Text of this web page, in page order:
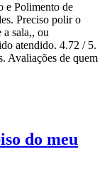
e Polimento de
Preciso polir o
a sala,, ou
atendido. 4.72 / 5.
Avaliações de quem
do meu